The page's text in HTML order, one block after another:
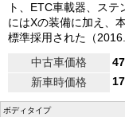
ト、ETC車載器、ス
にはXの装備に加え、
標準採用された（
中古車価格
47
新車時価格
ボディタイプ